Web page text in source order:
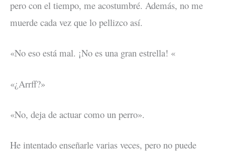
pero con el tiempo, me acostumbré. Además, no me
muerde cada vez que lo pellizco así.
«No eso está mal. ¡No es una gran estrella! «
«¿Arrff?»
«No, deja de actuar como un perro».
He intentado enseñarle varias veces, pero no puede